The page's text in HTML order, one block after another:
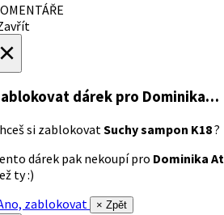
dárek pro Dominika…
si zablokovatSuchy sampon K18?
dárek pak nekoupí pro Dominika
ty :)
zablokovat
× Zpět